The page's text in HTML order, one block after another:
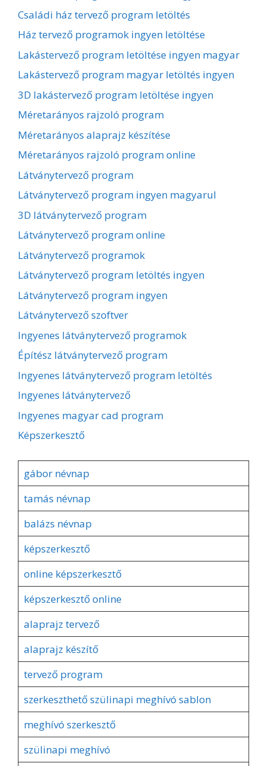
Családi ház tervező program letöltés
Ház tervező programok ingyen letöltése
Lakástervező program letöltése ingyen magyar
Lakástervező program magyar letöltés ingyen
3D lakástervező program letöltése ingyen
Méretarányos rajzoló program
Méretarányos alaprajz készítése
Méretarányos rajzoló program online
Látványtervező program
Látványtervező program ingyen magyarul
3D látványtervező program
Látványtervező program online
Látványtervező programok
Látványtervező program letöltés ingyen
Látványtervező program ingyen
Látványtervező szoftver
Ingyenes látványtervező programok
Építész látványtervező program
Ingyenes látványtervező program letöltés
Ingyenes látványtervező
Ingyenes magyar cad program
Képszerkesztő
gábor névnap
tamás névnap
balázs névnap
képszerkesztő
online képszerkesztő
képszerkesztő online
alaprajz tervező
alaprajz készítő
tervező program
szerkeszthető szülinapi meghívó sablon
meghívó szerkesztő
szülinapi meghívó